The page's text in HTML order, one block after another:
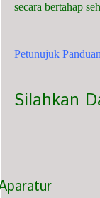
secara bertahap
Petunujuk
Silahkan